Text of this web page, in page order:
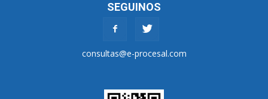
SEGUINOS
consultas@e-procesal.com